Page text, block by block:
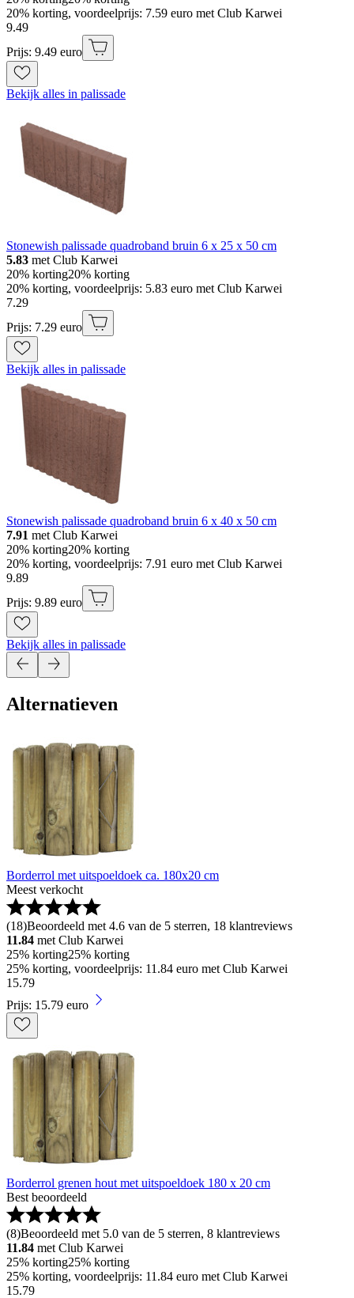
20% korting, voordeelprijs: 7.59 euro met Club Karwei
9.49
Prijs: 9.49 euro
Bekijk alles in palissade
Stonewish palissade quadroband bruin 6 x 25 x 50 cm
5.83 met Club Karwei
20% korting20% korting
20% korting, voordeelprijs: 5.83 euro met Club Karwei
7.29
Prijs: 7.29 euro
Bekijk alles in palissade
Stonewish palissade quadroband bruin 6 x 40 x 50 cm
7.91 met Club Karwei
20% korting20% korting
20% korting, voordeelprijs: 7.91 euro met Club Karwei
9.89
Prijs: 9.89 euro
Bekijk alles in palissade
Alternatieven
Borderrol met uitspoeldoek ca. 180x20 cm
Meest verkocht
(18)Beoordeeld met 4.6 van de 5 sterren, 18 klantreviews
11.84 met Club Karwei
25% korting25% korting
25% korting, voordeelprijs: 11.84 euro met Club Karwei
15.79
Prijs: 15.79 euro
Borderrol grenen hout met uitspoeldoek 180 x 20 cm
Best beoordeeld
(8)Beoordeeld met 5.0 van de 5 sterren, 8 klantreviews
11.84 met Club Karwei
25% korting25% korting
25% korting, voordeelprijs: 11.84 euro met Club Karwei
15.79